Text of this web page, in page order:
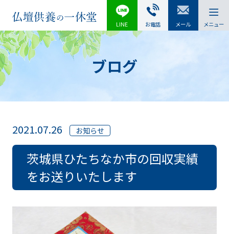
LINE お電話 メール メニュー
ブログ
2021.07.26 お知らせ
茨城県ひたちなか市の回収実績
をお送りいたします